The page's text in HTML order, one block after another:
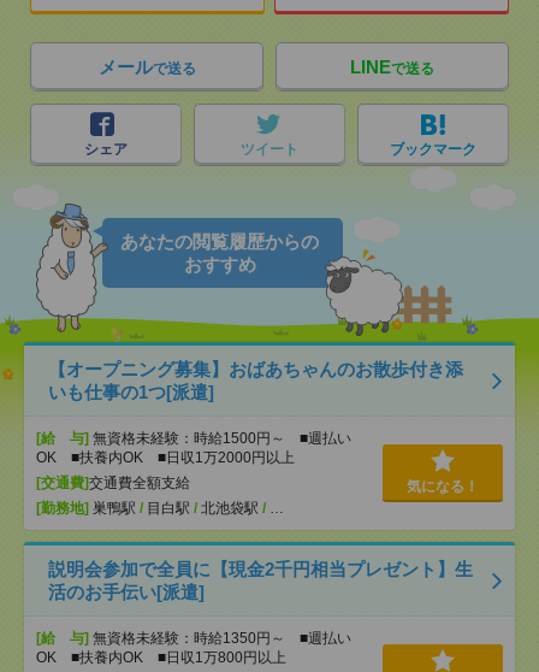
メールで送る LINEで送る
シェア ツイート ブックマーク
あなたの閲覧履歴からの
おすすめ
【オープニング募集】おばあちゃんのお散歩付き添
いも仕事の1つ[派遣]
[給 与] 無資格未経験：時給1500円～ ■週払い
OK ■扶養内OK ■日収1万2000円以上
[交通費]交通費全額支給
[勤務地] 巣鴨駅 / 目白駅 / 北池袋駅 / …
気になる！
説明会参加で全員に【現金2千円相当プレゼント】生
活のお手伝い[派遣]
[給 与] 無資格未経験：時給1350円～ ■週払い
OK ■扶養内OK ■日収1万800円以上